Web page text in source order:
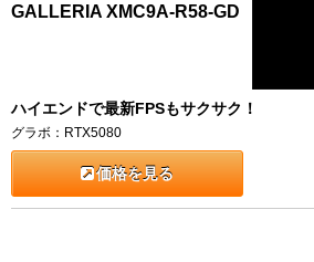
GALLERIA XMC9A-R58-GD
ハイエンドで最新FPSもサクサク！
グラボ：RTX5080
価格を見る